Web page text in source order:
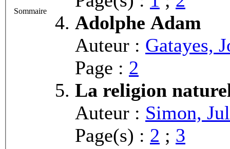
Sommaire
Adolphe Adam
Auteur : Gatayes,
Page : 2
La religion
Auteur : Simon,
Page(s) : 2 ; 3